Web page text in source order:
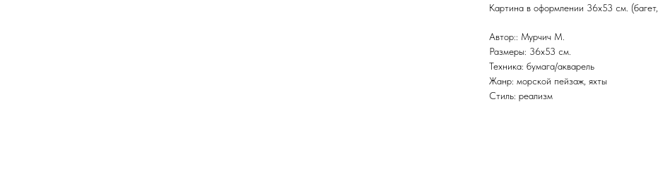
Картина в оформлении 36х53 см.
Автор:: Мурчич М.
Размеры: 36х53 см.
Техника: бумага/акварель
Жанр: морской пейзаж, яхты
Стиль: реализм